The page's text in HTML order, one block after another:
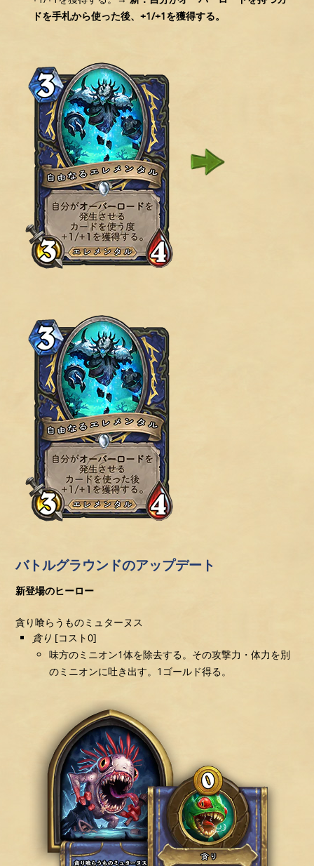
ドを手札から使った後、+1/+1を獲得する。
バトルグラウンドのアップデート
新登場のヒーロー
貪り喰らうものミュターヌス
貪り [コスト0]
味方のミニオン1体を除去する。その攻撃力・体力を別
のミニオンに吐き出す。1ゴールド得る。